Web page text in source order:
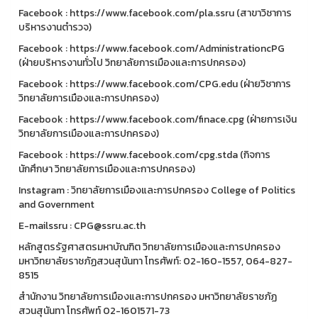
Facebook : https://www.facebook.com/pla.ssru (สาขาวิชาการ
บริหารงานตำรวจ)
Facebook : https://www.facebook.com/AdministrationcPG
(ฝ่ายบริหารงานทั่วไป วิทยาลัยการเมืองและการปกครอง)
Facebook : https://www.facebook.com/CPG.edu (ฝ่ายวิชาการ
วิทยาลัยการเมืองและการปกครอง)
Facebook : https://www.facebook.com/finace.cpg (ฝ่ายการเงิน
วิทยาลัยการเมืองและการปกครอง)
Facebook : https://www.facebook.com/cpg.stda (กิจการ
นักศึกษา วิทยาลัยการเมืองและการปกครอง)
Instagram : วิทยาลัยการเมืองและการปกครอง College of Politics
and Government
E-mailssru : CPG@ssru.ac.th
หลักสูตรรัฐศาสตรมหาบัณฑิต วิทยาลัยการเมืองและการปกครอง
มหาวิทยาลัยราชภัฏสวนสุนันทา โทรศัพท์: 02-160-1557, 064-827-
8515
สำนักงาน วิทยาลัยการเมืองและการปกครอง มหาวิทยาลัยราชภัฏ
สวนสุนันทา โทรศัพท์ 02-1601571-73